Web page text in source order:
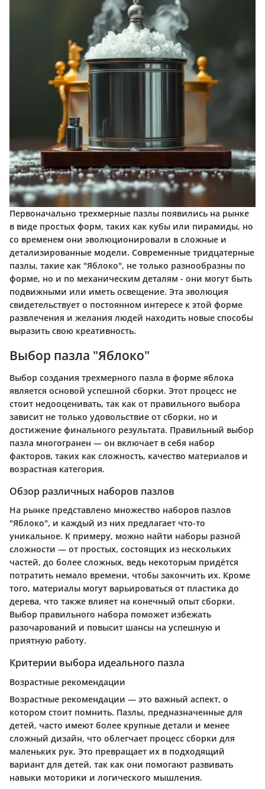
Первоначально трехмерные пазлы появились на рынке
в виде простых форм, таких как кубы или пирамиды, но
со временем они эволюционировали в сложные и
детализированные модели. Современные тридцатерные
пазлы, такие как "Яблоко", не только разнообразны по
форме, но и по механическим деталям - они могут быть
подвижными или иметь освещение. Эта эволюция
свидетельствует о постоянном интересе к этой форме
развлечения и желания людей находить новые способы
выразить свою креативность.
Выбор пазла "Яблоко"
Выбор создания трехмерного пазла в форме яблока
является основой успешной сборки. Этот процесс не
стоит недооценивать, так как от правильного выбора
зависит не только удовольствие от сборки, но и
достижение финального результата. Правильный выбор
пазла многогранен — он включает в себя набор
факторов, таких как сложность, качество материалов и
возрастная категория.
Обзор различных наборов пазлов
На рынке представлено множество наборов пазлов
"Яблоко", и каждый из них предлагает что-то
уникальное. К примеру, можно найти наборы разной
сложности — от простых, состоящих из нескольких
частей, до более сложных, ведь некоторым придётся
потратить немало времени, чтобы закончить их. Кроме
того, материалы могут варьироваться от пластика до
дерева, что также влияет на конечный опыт сборки.
Выбор правильного набора поможет избежать
разочарований и повысит шансы на успешную и
приятную работу.
Критерии выбора идеального пазла
Возрастные рекомендации
Возрастные рекомендации — это важный аспект, о
котором стоит помнить. Пазлы, предназначенные для
детей, часто имеют более крупные детали и менее
сложный дизайн, что облегчает процесс сборки для
маленьких рук. Это превращает их в подходящий
вариант для детей, так как они помогают развивать
навыки моторики и логического мышления.